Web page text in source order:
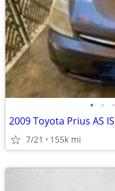
• • •
2009 Toyota Prius AS IS
7/21 155k mi